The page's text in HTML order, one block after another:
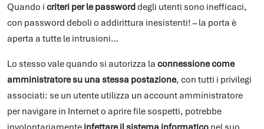
Quando i criteri per le passworddegli utenti sono inefficaci,
con password deboli o addirittura inesistenti! – la porta è
aperta a tutte le intrusioni…
Lo stesso vale quando si autorizza la connessione come
amministratore su una stessa postazione, con tutti i privilegi
associati: se un utente utilizza un account amministratore
per navigare in Internet o aprire file sospetti, potrebbe